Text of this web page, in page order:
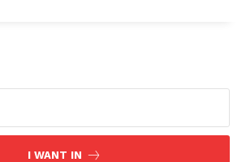
I WANT IN